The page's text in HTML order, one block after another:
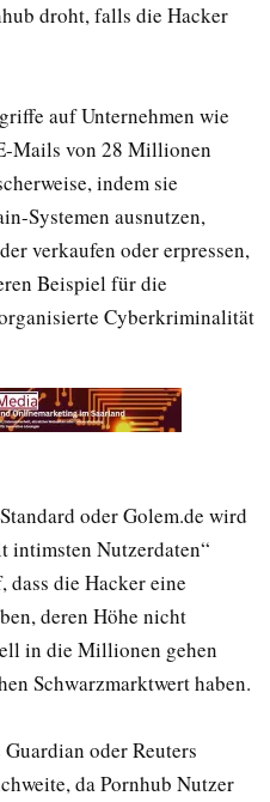
droht, falls die Hacker
auf Unternehmen wie
Mails von 28 Millionen
indem sie
Systemen ausnutzen,
verkaufen oder erpressen,
Beispiel für die
Cyberkriminalität
oder Golem.de wird
intimsten Nutzerdaten“
dass die Hacker eine
deren Höhe nicht
in die Millionen gehen
Schwarzmarktwert haben.
oder Reuters
da Pornhub Nutzer